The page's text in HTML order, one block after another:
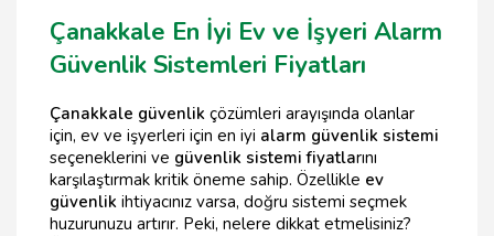
Çanakkale En İyi Ev ve İşyeri Alarm
Güvenlik Sistemleri Fiyatları
Çanakkale güvenlik çözümleri arayışında olanlar
için, ev ve işyerleri için en iyi alarm güvenlik sistemi
seçeneklerini ve güvenlik sistemi fiyatlarını
karşılaştırmak kritik öneme sahip. Özellikle ev
güvenlik ihtiyacınız varsa, doğru sistemi seçmek
huzurunuzu artırır. Peki, nelere dikkat etmelisiniz?